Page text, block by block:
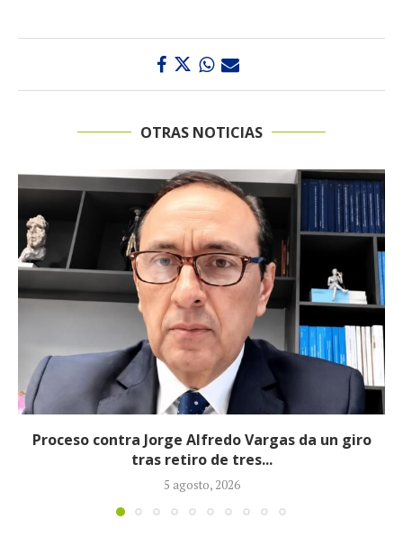
OTRAS NOTICIAS
Fiscalía imputó cargos contra alias ‘Calarcá’ como
persona ausente por múltiples delitos
4 agosto, 2026